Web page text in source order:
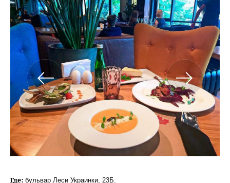
Где: бульвар Леси Украинки, 23Б.